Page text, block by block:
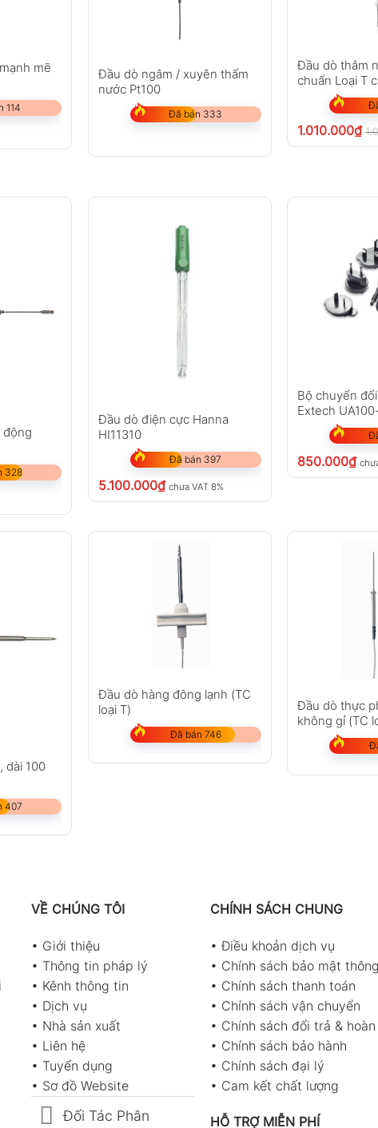
mẽ
114
Đầu dò ngâm / xuyên thấm
nước Pt100
Đã bán 333
Đầu dò thâm
chuẩn Loại T
1.010.000₫
động
328
Đầu dò điện cực Hanna
HI11310
Đã bán 397
5.100.000₫ chưa VAT 8%
Bộ chuyển
Extech
850.000₫
dài 100
407
Đầu dò hàng đông lạnh (TC
loại T)
Đã bán 746
Đầu dò thực
không gỉ (TC
VỀ CHÚNG TÔI
• Giới thiệu
• Thông tin pháp lý
• Kênh thông tin
• Dịch vụ
• Nhà sản xuất
• Liên hệ
• Tuyển dụng
• Sơ đồ Website
Đối Tác Phân
CHÍNH SÁCH CHUNG
•Điều khoản dịch vụ
• Chính sách bảo mật
• Chính sách thanh toán
• Chính sách vận chuyển
• Chính sách đổi trả &
• Chính sách bảo hành
• Chính sách đại lý
• Cam kết chất lượng
HỖ TRỢ MIỄN PHÍ